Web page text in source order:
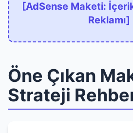
[AdSense Maketi:
Reklamı]
Öne Çıkan
Strateji